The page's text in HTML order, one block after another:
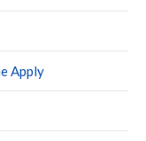
Apply